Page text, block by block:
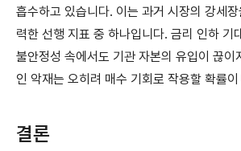
흡수하고 있습니다. 이는 과거 시장의 강세
력한 선행 지표 중 하나입니다. 금리 인하 기
불안정성 속에서도 기관 자본의 유입이 끊이
인 악재는 오히려 매수 기회로 작용할 확률
결론